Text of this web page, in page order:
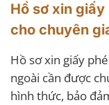
Hồ sơ xin
cho chuyên
Hồ sơ xin giấy
ngoài cần được
hình thức, bảo